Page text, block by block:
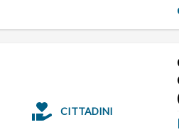
CITTADINI